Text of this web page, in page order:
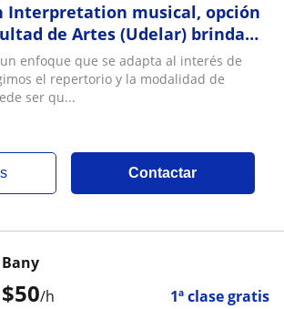
Interpretation musical, opción
de Artes (Udelar) brinda
y teoría musical
enfoque que se adapta al interés de
el repertorio y la modalidad de
ser qu...
Contactar
$50/h 1ª clase gratis
Bany